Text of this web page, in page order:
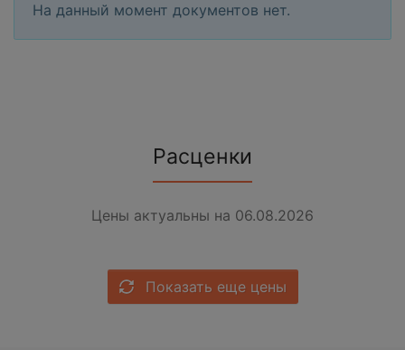
На данный момент документов нет.
Расценки
Цены актуальны на 06.08.2026
Показать еще цены